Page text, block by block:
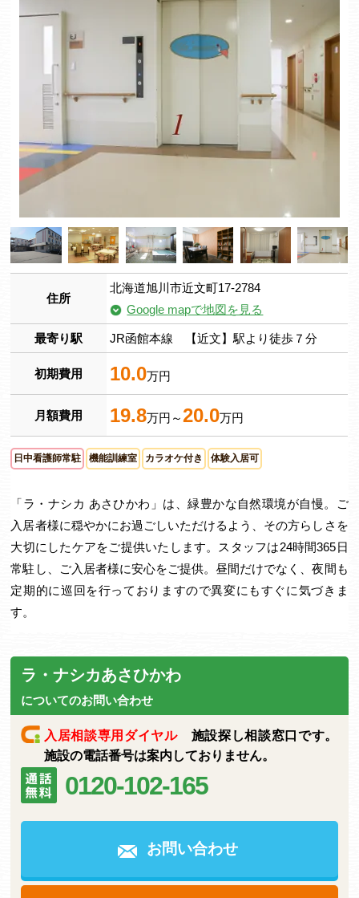
住所
北海道旭川市近文町17-2784
Google mapで地図を見る
最寄り駅 JR函館本線 【近文】駅より徒歩７分
初期費用 10.0万円
月額費用 19.8万円～20.0万円
日中看護師常駐 機能訓練室 カラオケ付き 体験入居可
「ラ・ナシカ あさひかわ」は、緑豊かな自然環境が自慢。ご
入居者様に穏やかにお過ごしいただけるよう、その方らしさを
大切にしたケアをご提供いたします。スタッフは24時間365日
常駐し、ご入居者様に安心をご提供。昼間だけでなく、夜間も
定期的に巡回を行っておりますので異変にもすぐに気づきま
す。
ラ・ナシカあさひかわ
についてのお問い合わせ
入居相談専用ダイヤル施設探し相談窓口です。
施設の電話番号は案内しておりません。
0120-102-165
お問い合わせ